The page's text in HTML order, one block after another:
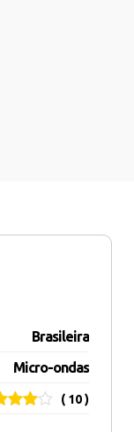
Brasileira
Micro-ondas
( 10 )